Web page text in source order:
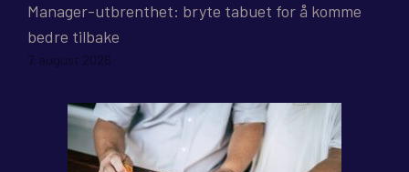
Manager-utbrenthet: bryte tabuet for å komme
bedre tilbake
7. august 2026